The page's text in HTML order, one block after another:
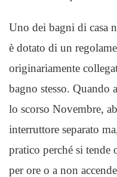
Uno dei bagni di casa
è dotato di un
originariamente
bagno stesso. Quando
lo scorso Novembre,
interruttore separato
pratico perché si tende
per ore o a non